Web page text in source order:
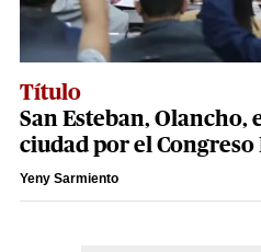
Título
San Esteban, Olancho,
ciudad por el Congreso
Yeny Sarmiento